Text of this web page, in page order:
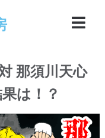
那須川天心
は！？